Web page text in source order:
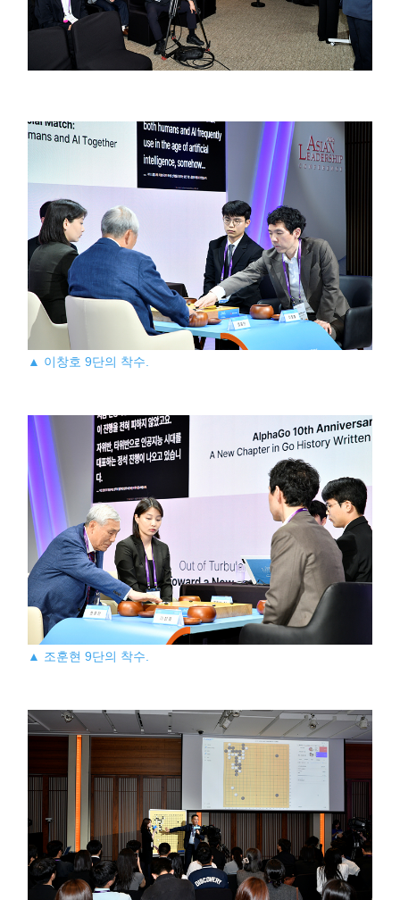
▲ 이창호 9단의 착수.
▲ 조훈현 9단의 착수.